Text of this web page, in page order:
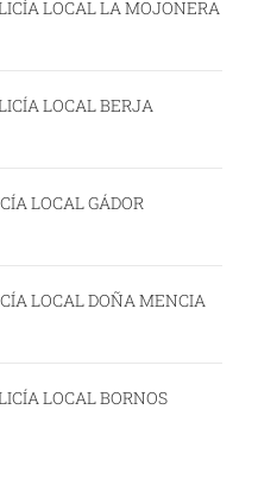
LOCAL LA MOJONERA
LOCAL BERJA
LOCAL GÁDOR
LOCAL DOÑA MENCIA
LOCAL BORNOS